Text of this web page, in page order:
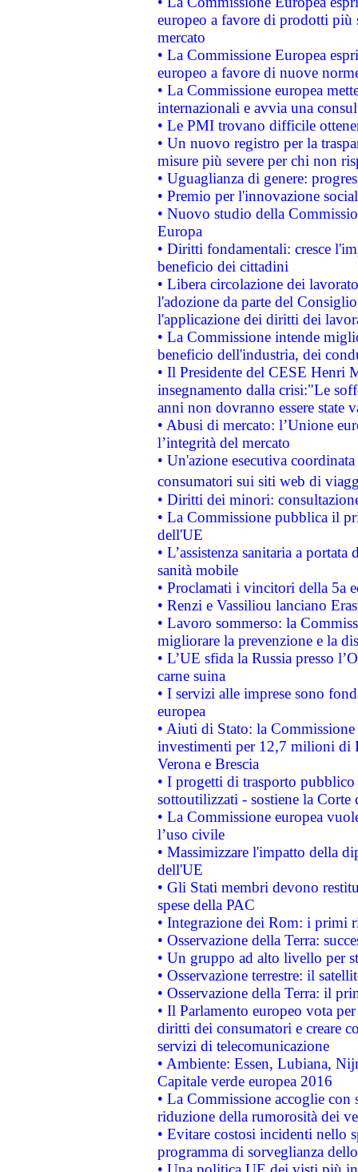
europeo a favore di prodotti
mercato
• La Commissione Europea
europeo a favore di nuove
• La Commissione europea
internazionali e avvia una
• Le PMI trovano difficile
• Un nuovo registro per la
misure più severe per chi non
• Uguaglianza di genere:
• Premio per l'innovazione
• Nuovo studio della
Europa
• Diritti fondamentali: cresce
beneficio dei cittadini
• Libera circolazione dei
l'adozione da parte del
l'applicazione dei diritti dei
• La Commissione intende
beneficio dell'industria, dei
• Il Presidente del CESE Henri
insegnamento dalla crisi:"Le
anni non dovranno essere state
• Abusi di mercato: l’Unione
l’integrità del mercato
• Un'azione esecutiva
consumatori sui siti web di
• Diritti dei minori:
• La Commissione pubblica il
dell'UE
• L’assistenza sanitaria a
sanità mobile
• Proclamati i vincitori della 5a
• Renzi e Vassiliou lanciano
• Lavoro sommerso: la
migliorare la prevenzione e la
• L’UE sfida la Russia presso
carne suina
• I servizi alle imprese sono
europea
• Aiuti di Stato: la
investimenti per 12,7 milioni di
Verona e Brescia
• I progetti di trasporto
sottoutilizzati - sostiene la Corte
• La Commissione europea
l’uso civile
• Massimizzare l'impatto della
dell'UE
• Gli Stati membri devono
spese della PAC
• Integrazione dei Rom: i primi
• Osservazione della Terra:
• Un gruppo ad alto livello per
• Osservazione terrestre: il
• Osservazione della Terra: il
• Il Parlamento europeo vota
diritti dei consumatori e creare
servizi di telecomunicazione
• Ambiente: Essen, Lubiana,
Capitale verde europea 2016
• La Commissione accoglie
riduzione della rumorosità dei
• Evitare costosi incidenti nello
programma di sorveglianza